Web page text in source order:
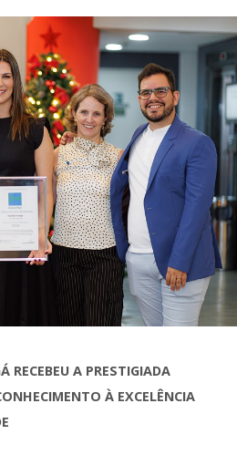
RECEBEU A PRESTIGIADA
À EXCELÊNCIA